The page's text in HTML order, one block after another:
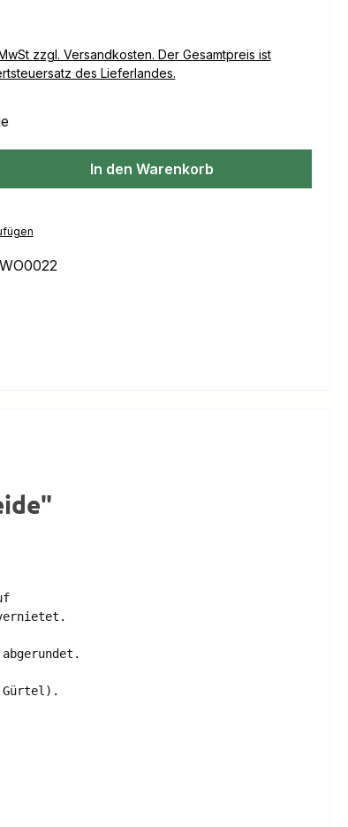
ist
des Lieferlandes.
gewünschten Wert ein oder benutze die Schaltflächen
In den Warenkorb
Gürtel).